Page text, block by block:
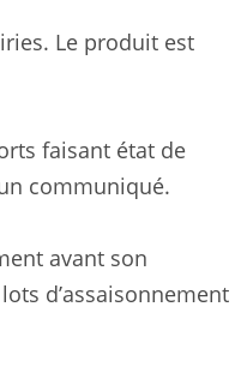
Le produit est
faisant état de
communiqué.
avant son
d’assaisonnement